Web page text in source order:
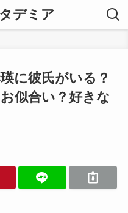
デミア
に彼氏がいる？
似合い？好きな